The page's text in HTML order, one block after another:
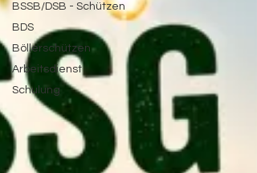
BSSB/DSB - Schützen
BDS
Böllerschützen
Arbeitsdienst
Schulung